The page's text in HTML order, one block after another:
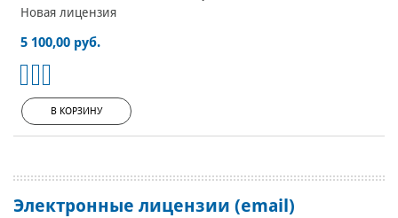
Новая лицензия
5 100,00 руб.
В КОРЗИНУ
Электронные лицензии (email)